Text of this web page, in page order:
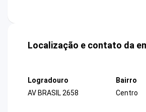
Localização e contato da
Logradouro
AV BRASIL 2658
Bairro
Centro